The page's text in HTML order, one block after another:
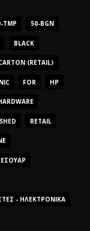
TMP 50-BGN
BLACK
(RETAIL)
FOR HP
RETAIL
- ΗΛΕΚΤΡΟΝΙΚΆ